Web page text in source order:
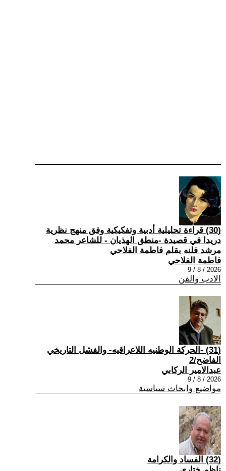
(30) قراءة تحليلية أدبية وتفكيكية وفق منهج نظرية
دريدا في قصيدة -منطق الهذيان - للشاعر محمد
مرشد فلنه بقلم فاطمة الفلاحي
فاطمة الفلاحي
2026 / 8 / 9
الادب والفن
(31) -الحركة الوطنيه اللاعراقيه- والفشل التاريخي
الفاضح/2
عبدالامير الركابي
2026 / 8 / 9
مواضيع وابحاث سياسية
(32) الفساد والكرامة